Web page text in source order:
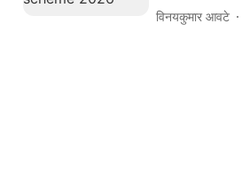
विनयकुमार आवटे